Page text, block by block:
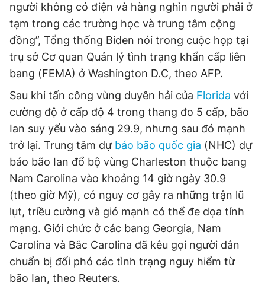
Giấy phép xuất bản số 110/GP - BTTTT cấp ngày 24.3.2020
© 2003-2026 Bản quyền thuộc về Báo Thanh Niên. Cấm sao
chép dưới mọi hình thức nếu không có sự chấp thuận bằng văn
bản. Phát triển bởi ePi Technologies, JSC.
người không có điện và hàng nghìn người phải ở
tạm trong các trường học và trung tâm cộng
đồng”, Tổng thống Biden nói trong cuộc họp tại
trụ sở Cơ quan Quản lý tình trạng khẩn cấp liên
bang (FEMA) ở Washington D.C, theo AFP.
Sau khi tấn công vùng duyên hải của Florida với
cường độ ở cấp độ 4 trong thang đo 5 cấp, bão
Ian suy yếu vào sáng 29.9, nhưng sau đó mạnh
trở lại. Trung tâm dự báo bão quốc gia (NHC) dự
báo bão Ian đổ bộ vùng Charleston thuộc bang
Nam Carolina vào khoảng 14 giờ ngày 30.9
(theo giờ Mỹ), có nguy cơ gây ra những trận lũ
lụt, triều cường và gió mạnh có thể đe dọa tính
mạng. Giới chức ở các bang Georgia, Nam
Carolina và Bắc Carolina đã kêu gọi người dân
chuẩn bị đối phó các tình trạng nguy hiểm từ
bão Ian, theo Reuters.